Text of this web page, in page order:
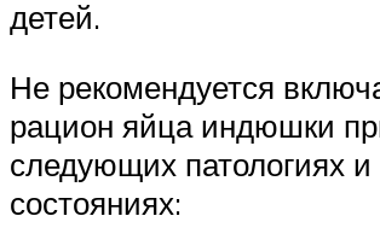
детей.
Не рекомендуется
рацион яйца индюшки
следующих патологиях и
состояниях: